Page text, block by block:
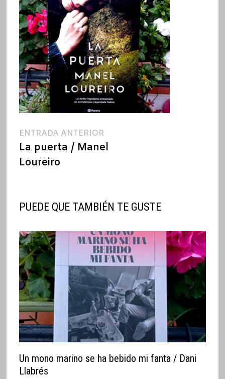
Navegación
de
ENTRADA ANTERIOREntrada
anterior:
La puerta / Manel
Loureiro
PUEDE QUE TAMBIÉN TE GUSTE
Un mono marino se ha bebido mi fanta / Dani
Llabrés